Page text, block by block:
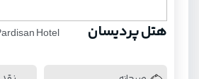
هتل پردیسان Hotel